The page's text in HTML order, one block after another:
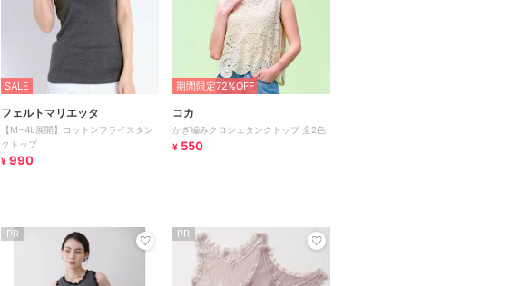
SALE
フェルトマリエッタ
【M~4L展開】コットンフライスタン
クトップ
¥ 990
期間限定72%OFF
コカ
かぎ編みクロシェタンクトップ 全2色
¥ 550
PR PR